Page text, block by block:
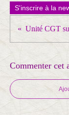
S'inscrire à la
Commenter cet